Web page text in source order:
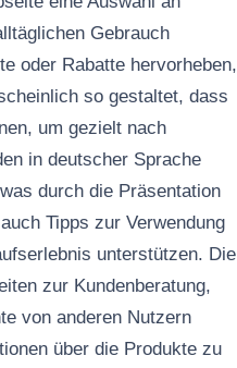
Gebrauch
oder Rabatte hervorheben,
so gestaltet, dass
um gezielt nach
in deutscher Sprache
durch die Präsentation
Tipps zur Verwendung
unterstützen. Die
zur Kundenberatung,
von anderen Nutzern
über die Produkte zu